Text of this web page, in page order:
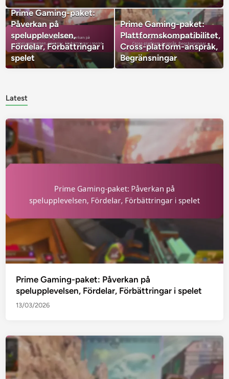
Prime Gaming-paket:
Påverkan på
spelupplevelsen,
Fördelar, Förbättringar i
spelet
Prime Gaming-paket:
Plattformskompatibilitet,
Cross-platform-anspråk,
Begränsningar
Latest
Prime Gaming-paket: Påverkan på
spelupplevelsen, Fördelar, Förbättringar i spelet
13/03/2026